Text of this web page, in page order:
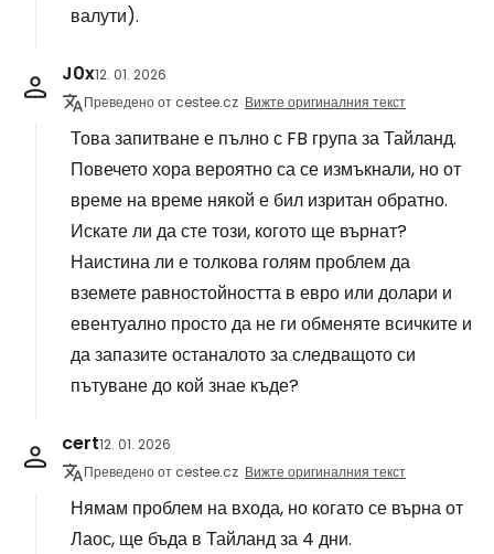
валути).
J0x12. 01. 2026
Преведено от cestee.cz Вижте оригиналния текст
Това запитване е пълно с FB група за Тайланд.
Повечето хора вероятно са се измъкнали, но от
време на време някой е бил изритан обратно.
Искате ли да сте този, когото ще върнат?
Наистина ли е толкова голям проблем да
вземете равностойността в евро или долари и
евентуално просто да не ги обменяте всичките и
да запазите останалото за следващото си
пътуване до кой знае къде?
cert12. 01. 2026
Преведено от cestee.cz Вижте оригиналния текст
Нямам проблем на входа, но когато се върна от
Лаос, ще бъда в Тайланд за 4 дни.